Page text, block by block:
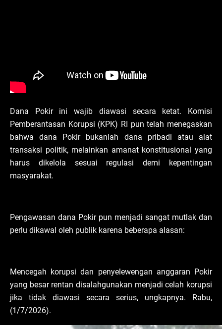
Dana Pokir ini wajib diawasi secara ketat. Komisi
Pemberantasan Korupsi (KPK) RI pun telah menegaskan
bahwa dana Pokir bukanlah dana pribadi atau alat
transaksi politik, melainkan amanat konstitusional yang
harus dikelola sesuai regulasi demi kepentingan
masyarakat.
Pengawasan dana Pokir pun menjadi sangat mutlak dan
perlu dikawal oleh publik karena beberapa alasan:
Mencegah korupsi dan penyelewengan anggaran Pokir
yang besar rentan disalahgunakan menjadi celah korupsi
jika tidak diawasi secara serius, ungkapnya. Rabu,
(1/7/2026).